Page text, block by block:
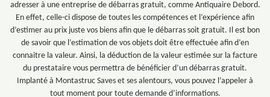
adresser à une entreprise de débarras gratuit, comme Antiquaire Debord.
En effet, celle-ci dispose de toutes les compétences et l’expérience afin
d’estimer au prix juste vos biens afin que le débarras soit gratuit. Il est bon
de savoir que l’estimation de vos objets doit être effectuée afin d’en
connaitre la valeur. Ainsi, la déduction de la valeur estimée sur la facture
du prestataire vous permettra de bénéficier d’un débarras gratuit.
Implanté à Montastruc Saves et ses alentours, vous pouvez l’appeler à
tout moment pour toute demande d’informations.